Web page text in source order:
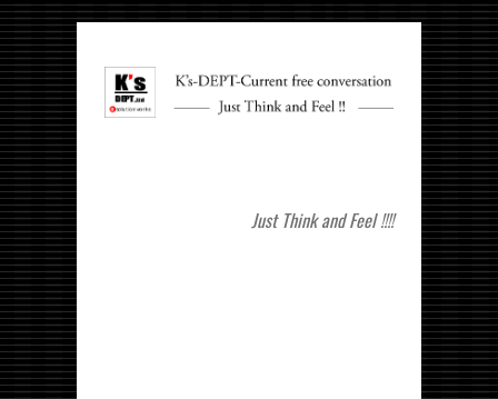
Just Think and Feel !!!!